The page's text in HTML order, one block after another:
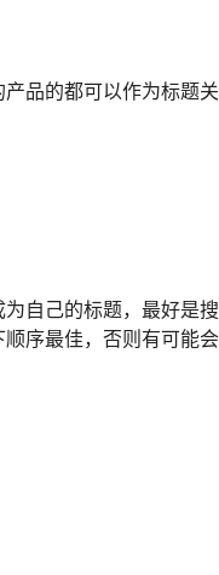
品的都可以作为标题
自己的标题，最好是
序最佳，否则有可能会